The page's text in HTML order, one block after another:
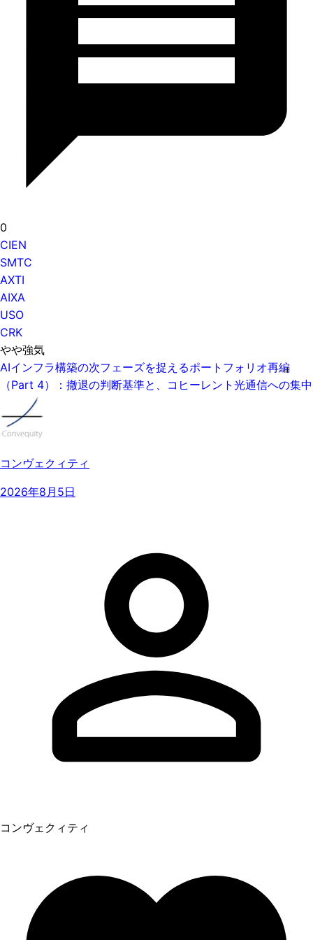
0
CIEN
SMTC
AXTI
AIXA
USO
CRK
やや強気
AIインフラ構築の次フェーズを捉えるポートフォリオ再編
（Part 4）：撤退の判断基準と、コヒーレント光通信への集中
コンヴェクィティ
2026年8月5日
コンヴェクィティ